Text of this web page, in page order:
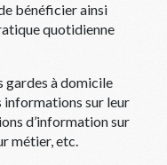
bénéficier ainsi
quotidienne
gardes à domicile
informations sur leur
d’information sur
métier, etc.